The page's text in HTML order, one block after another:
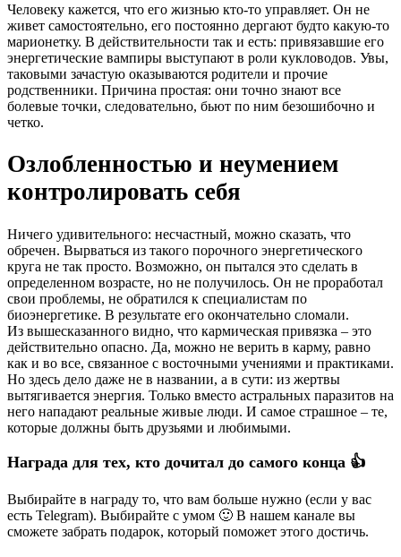
Человеку кажется, что его жизнью кто-то управляет. Он не
живет самостоятельно, его постоянно дергают будто какую-то
марионетку. В действительности так и есть: привязавшие его
энергетические вампиры выступают в роли кукловодов. Увы,
таковыми зачастую оказываются родители и прочие
родственники. Причина простая: они точно знают все
болевые точки, следовательно, бьют по ним безошибочно и
четко.
Озлобленностью и неумением
контролировать себя
Ничего удивительного: несчастный, можно сказать, что
обречен. Вырваться из такого порочного энергетического
круга не так просто. Возможно, он пытался это сделать в
определенном возрасте, но не получилось. Он не проработал
свои проблемы, не обратился к специалистам по
биоэнергетике. В результате его окончательно сломали.
Из вышесказанного видно, что кармическая привязка – это
действительно опасно. Да, можно не верить в карму, равно
как и во все, связанное с восточными учениями и практиками.
Но здесь дело даже не в названии, а в сути: из жертвы
вытягивается энергия. Только вместо астральных паразитов на
него нападают реальные живые люди. И самое страшное – те,
которые должны быть друзьями и любимыми.
Награда для тех, кто дочитал до самого конца 👍
Выбирайте в награду то, что вам больше нужно (если у вас
есть Telegram). Выбирайте с умом 🙂 В нашем канале вы
сможете забрать подарок, который поможет этого достичь.